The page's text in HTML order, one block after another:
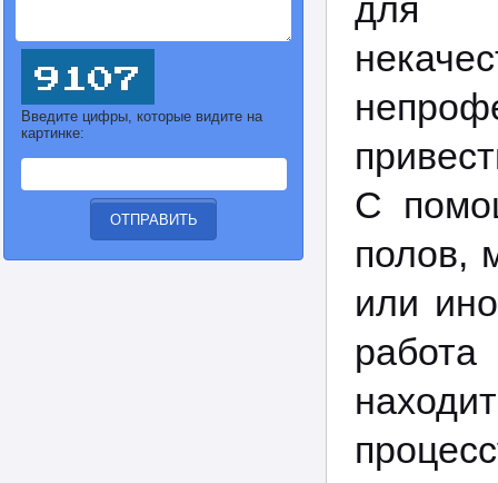
Введите цифры, которые видите на
картинке:
для
С
полов,
или